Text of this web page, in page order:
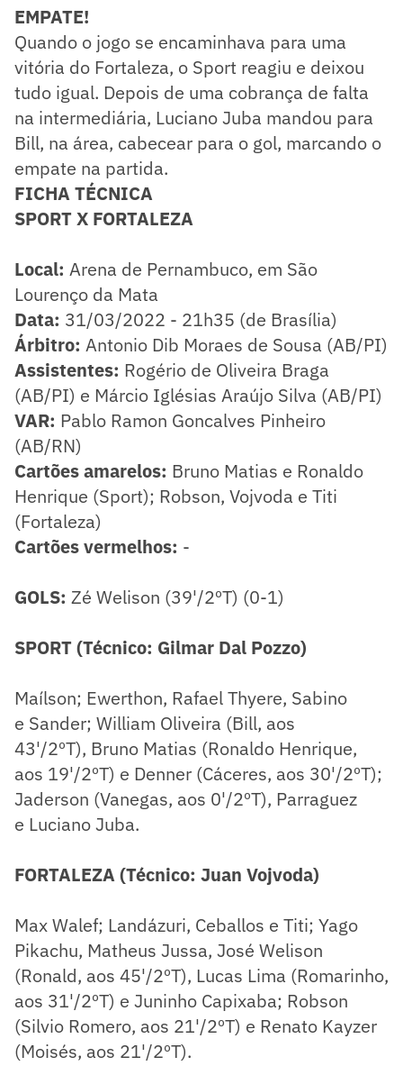
EMPATE!
Quando o jogo se encaminhava para uma
vitória do Fortaleza, o Sport reagiu e deixou
tudo igual. Depois de uma cobrança de falta
na intermediária, Luciano Juba mandou para
Bill, na área, cabecear para o gol, marcando o
empate na partida.
FICHA TÉCNICA
SPORT X FORTALEZA
Local: Arena de Pernambuco, em São
Lourenço da Mata
Data: 31/03/2022 - 21h35 (de Brasília)
Árbitro: Antonio Dib Moraes de Sousa (AB/PI)
Assistentes: Rogério de Oliveira Braga
(AB/PI) e Márcio Iglésias Araújo Silva (AB/PI)
VAR: Pablo Ramon Goncalves Pinheiro
(AB/RN)
Cartões amarelos: Bruno Matias e Ronaldo
Henrique (Sport); Robson, Vojvoda e Titi
(Fortaleza)
Cartões vermelhos: -
GOLS: Zé Welison (39'/2ºT) (0-1)
SPORT (Técnico: Gilmar Dal Pozzo)
Maílson; Ewerthon, Rafael Thyere, Sabino
e Sander; William Oliveira (Bill, aos
43'/2ºT), Bruno Matias (Ronaldo Henrique,
aos 19'/2ºT) e Denner (Cáceres, aos 30'/2ºT);
Jaderson (Vanegas, aos 0'/2ºT), Parraguez
e Luciano Juba.
FORTALEZA (Técnico: Juan Vojvoda)
Max Walef; Landázuri, Ceballos e Titi; Yago
Pikachu, Matheus Jussa, José Welison
(Ronald, aos 45'/2ºT), Lucas Lima (Romarinho,
aos 31'/2ºT) e Juninho Capixaba; Robson
(Silvio Romero, aos 21'/2ºT) e Renato Kayzer
(Moisés, aos 21'/2ºT).